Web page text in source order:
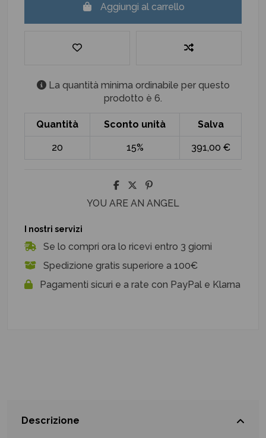
Aggiungi al carrello
La quantità minima ordinabile per questo
prodotto è 6.
Quantità Sconto unità Salva
20 15% 391,00 €
YOU ARE AN ANGEL
I nostri servizi
Se lo compri ora lo ricevi entro 3 giorni
Spedizione gratis superiore a 100€
Pagamenti sicuri e a rate con PayPal e Klarna
Descrizione